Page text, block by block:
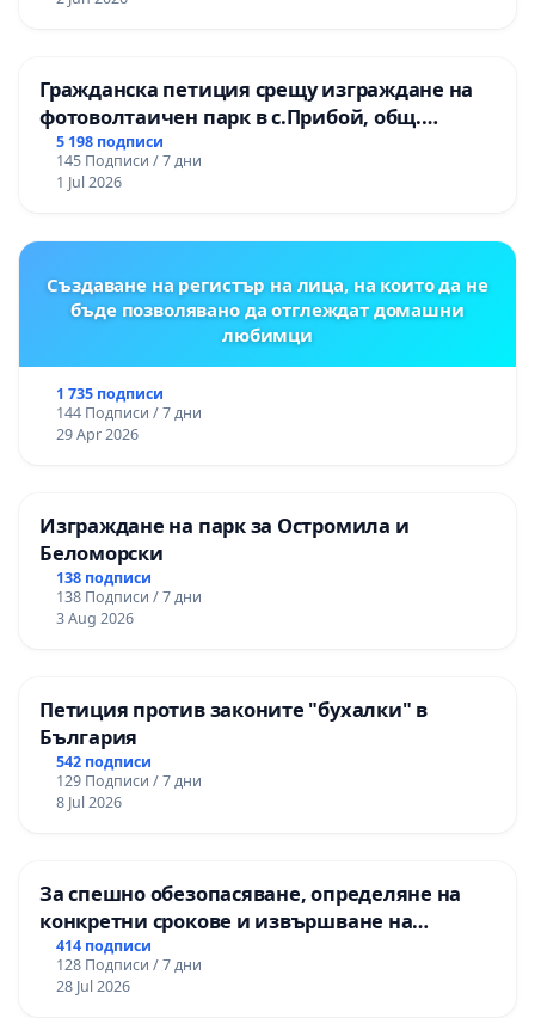
Гражданска петиция срещу изграждане на
фотоволтаичен парк в с.Прибой, общ.
Радомир
5 198 подписи
145 Подписи / 7 дни
1 Jul 2026
Създаване на регистър на лица, на които да не
бъде позволявано да отглеждат домашни
любимци
1 735 подписи
144 Подписи / 7 дни
29 Apr 2026
Изграждане на парк за Остромила и
Беломорски
138 подписи
138 Подписи / 7 дни
3 Aug 2026
Петиция против законите "бухалки" в
България
542 подписи
129 Подписи / 7 дни
8 Jul 2026
За спешно обезопасяване, определяне на
конкретни срокове и извършване на
цялостна рехабилитация на
републиканския път между пътен възел АМ
„Тракия“ - гр. Ихтиман - с. Мирово - к.к.
414 подписи
128 Подписи / 7 дни
28 Jul 2026